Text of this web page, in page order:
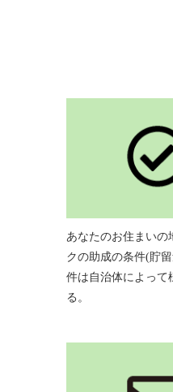
あなたのお住まいの
クの助成の条件(貯
件は自治体によって
る。